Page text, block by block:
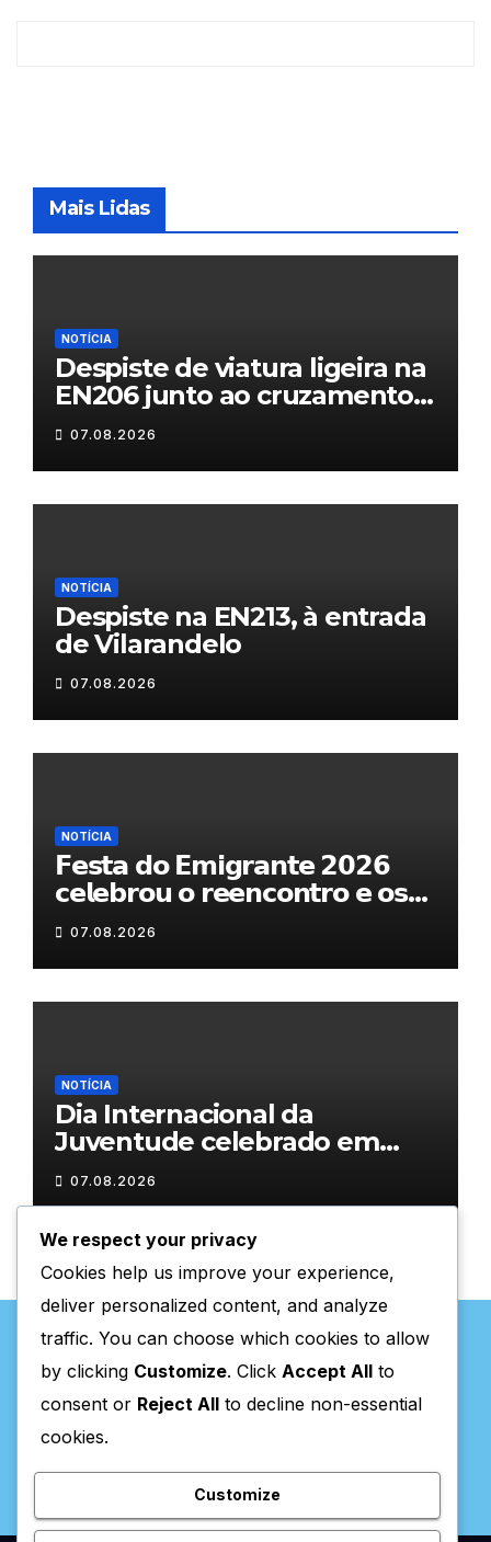
Mais Lidas
NOTÍCIA
Despiste de viatura ligeira na
EN206 junto ao cruzamento
Fornos do Pinhal
07.08.2026
NOTÍCIA
Despiste na EN213, à entrada
de Vilarandelo
07.08.2026
NOTÍCIA
𝗙𝗲𝘀𝘁𝗮 𝗱𝗼 𝗘𝗺𝗶𝗴𝗿𝗮𝗻𝘁𝗲 𝟮𝟬𝟮𝟲
𝗰𝗲𝗹𝗲𝗯𝗿𝗼𝘂 𝗼 𝗿𝗲𝗲𝗻𝗰𝗼𝗻𝘁𝗿𝗼 𝗲 𝗼𝘀
𝗹𝗮𝗰̧𝗼𝘀 𝗾𝘂𝗲 𝘂𝗻𝗲𝗺 𝗠𝘂𝗿𝗰̧𝗮
07.08.2026
NOTÍCIA
Dia Internacional da
Juventude celebrado em
Chaves com atividades
gratuitas
07.08.2026
Valpaços Online
We respect your privacy
Cookies help us improve your experience,
deliver personalized content, and analyze
traffic. You can choose which cookies to allow
by clicking Customize. Click Accept All to
consent or Reject All to decline non-essential
cookies.
Customize